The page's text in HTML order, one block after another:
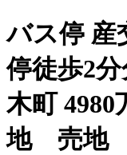
バス停 産
停徒歩2
木町
地 売地